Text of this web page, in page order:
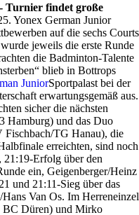
Turnier findet große
Yonex German Junior
auf die sechs Courts
jeweils die erste Runde
die Badminton-Talente
blieb in Bottrops
Sportpalast bei der
erwartungsgemäß aus.
sicher die nächsten
Hamburg) und das Duo
Fischbach/TG Hanau), die
erreichten, sind noch
Erfolg über den
ein, Geigenberger/Heinz
und 21:11-Sieg über das
Van Os. Im Herreneinzel
BC Düren) und Mirko